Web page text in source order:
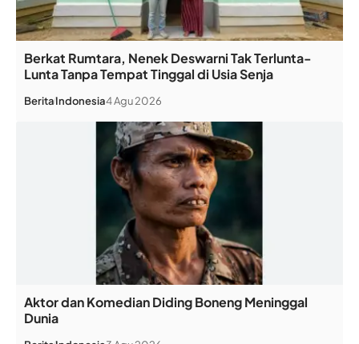
Berkat Rumtara, Nenek Deswarni Tak Terlunta-
Lunta Tanpa Tempat Tinggal di Usia Senja
BeritaIndonesia4 Agu 2026
Aktor dan Komedian Diding Boneng Meninggal
Dunia